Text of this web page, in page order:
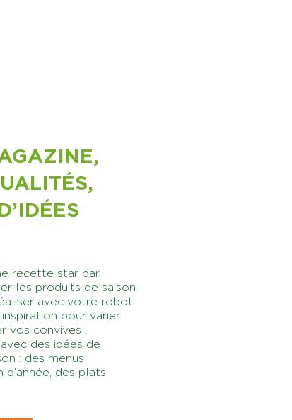
recette star par
les produits de saison
avec votre robot
pour varier
vos convives !
des idées de
: des menus
des plats